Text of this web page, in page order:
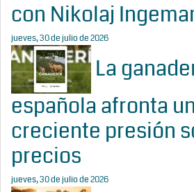
con Nikolaj
jueves, 30 de julio de 2026
La
española afronta
creciente presión
precios
jueves, 30 de julio de 2026